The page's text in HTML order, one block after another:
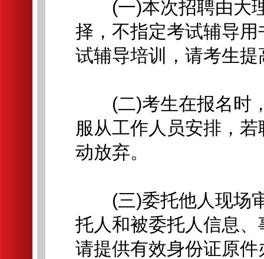
(一)本次招聘由大理
择，不指定考试辅导
试辅导培训，请考生
(二)考生在报名时，
服从工作人员安排，
动放弃。
(三)委托他人现场审
托人和被委托人信息
请提供有效身份证原